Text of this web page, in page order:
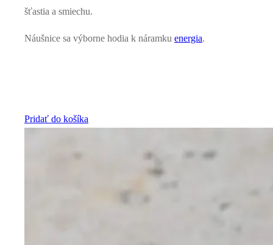
šťastia a smiechu.
Náušnice sa výborne hodia k náramku energia.
Pridať do košíka